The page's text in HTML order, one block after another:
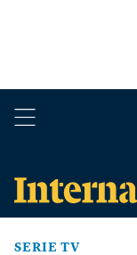
SERIE TV